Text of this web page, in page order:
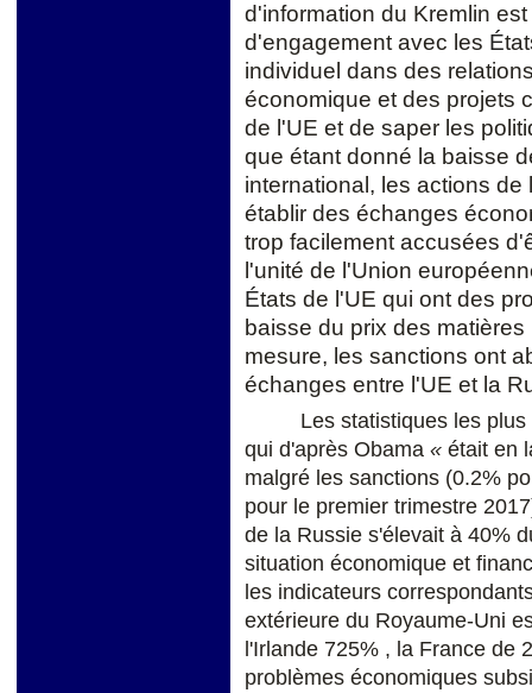
d'information du Kremlin
d'engagement avec les É
individuel dans des
économique et des projets
de l'UE et de saper les
que étant donné la baisse
international, les actions
établir des échanges
trop facilement accusées
l'unité de l'Union
États de l'UE qui ont des
baisse du prix des
mesure, les sanctions ont
échanges entre l'UE et la
Les statistiques les
qui d'après Obama « était en
malgré les sanctions (0.2%
pour le premier trimestre
de la Russie s'élevait à 40%
situation économique et
les indicateurs
extérieure du Royaume-Uni
l'Irlande 725% , la France de
problèmes économiques